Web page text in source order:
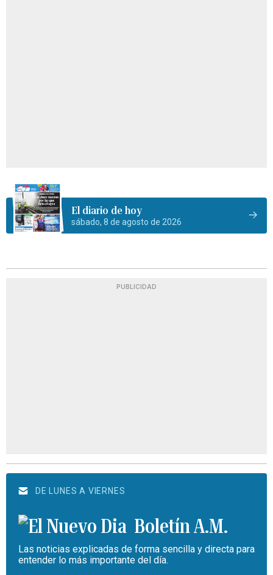
El diario de hoy
sábado, 8 de agosto de 2026
PUBLICIDAD
DE LUNES A VIERNES
Boletín A.M.
Las noticias explicadas de forma sencilla y directa para
entender lo más importante del día.